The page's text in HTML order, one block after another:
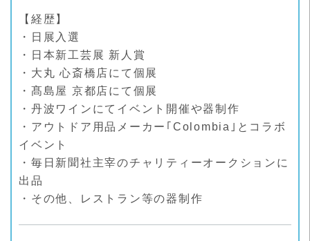
【経歴】
・日展入選
・日本新工芸展 新人賞
・大丸 心斎橋店にて個展
・髙島屋 京都店にて個展
・丹波ワインにてイベント開催や器制作
・アウトドア用品メーカー｢Colombia｣とコラボ
イベント
・毎日新聞社主宰のチャリティーオークションに
出品
・その他、レストラン等の器制作